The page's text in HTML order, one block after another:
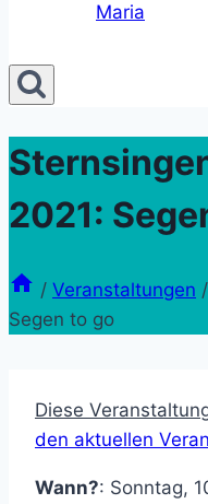
Maria
2021:
/ Veranstaltungen /
Segen to go
Diese
den aktuellen
Wann?: Sonntag,